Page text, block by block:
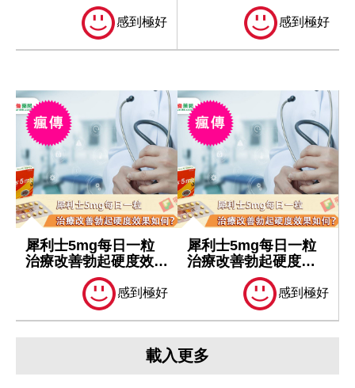
感到極好 感到極好
犀利士5mg每日一粒
治療改善勃起硬度效果
感到極好
犀利士5mg每日一粒
治療改善勃起硬度效
感到極好
載入更多